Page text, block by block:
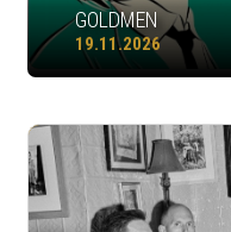
GOLDMEN
19.11.2026